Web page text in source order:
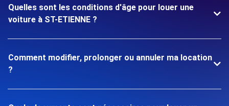
Quelles sont les conditions d'âge pour louer une
voiture à ST-ETIENNE ?
Comment modifier, prolonger ou annuler ma location
?